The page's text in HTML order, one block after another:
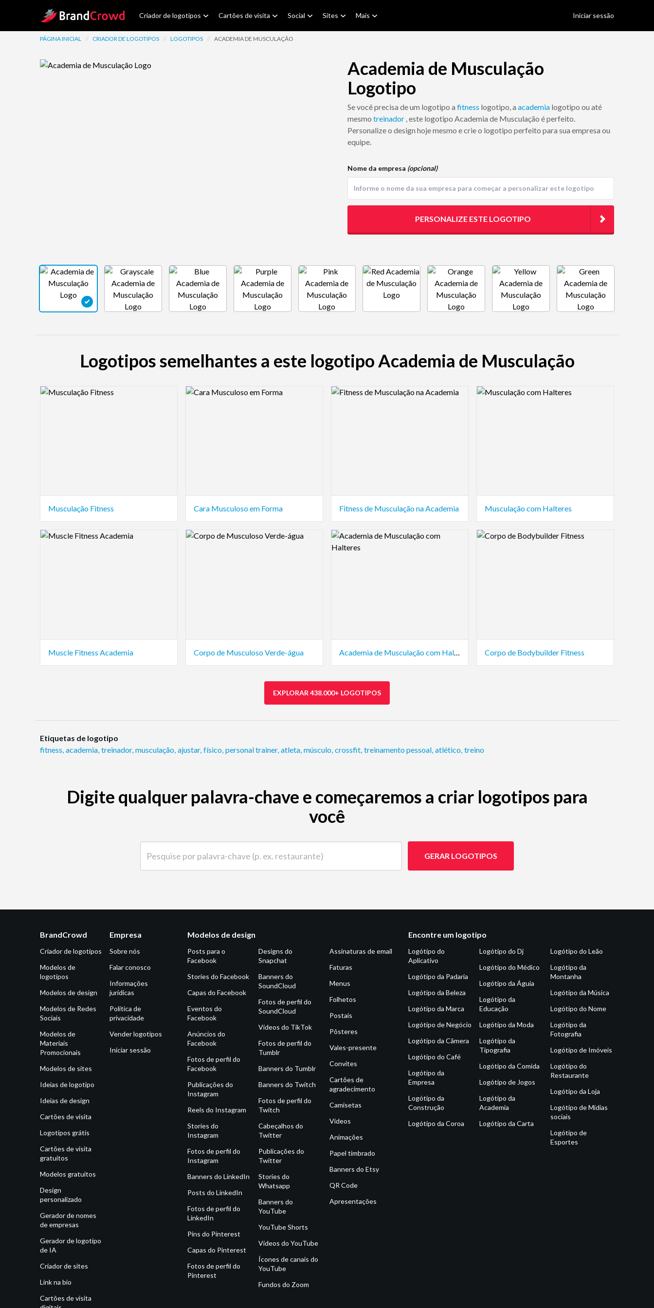
Site Logo Criador de logotipos Cartões de visita Social Sites Mais Iniciar sessão
PÁGINA INICIAL // CRIADOR DE LOGOTIPOS // LOGOTIPOS // ACADEMIA DE MUSCULAÇÃO
Academia de Musculação
Logotipo
Se você precisa de um logotipo a fitness logotipo, a academia logotipo ou até
mesmo treinador , este logotipo Academia de Musculação é perfeito.
Personalize o design hoje mesmo e crie o logotipo perfeito para sua empresa ou
equipe.
Nome da empresa (opcional)
PERSONALIZE ESTE LOGOTIPO
Logotipos semelhantes a este logotipo Academia de Musculação
Logo Preview Image
Musculação Fitness
Logo Preview Image
Cara Musculoso em Forma
Logo Preview Image
Fitness de Musculação na Academia
Logo Preview Image
Musculação com Halteres
Logo Preview Image
Muscle Fitness Academia
Logo Preview Image
Corpo de Musculoso Verde-água
Logo Preview Image
Academia de Musculação com Halteres
Logo Preview Image
Corpo de Bodybuilder Fitness
EXPLORAR 438.000+ LOGOTIPOS
Etiquetas de logotipo
fitness, academia, treinador, musculação, ajustar, físico, personal trainer, atleta, músculo, crossfit, treinamento pessoal, atlético, treino
Digite qualquer palavra-chave e começaremos a criar logotipos para
você
GERAR LOGOTIPOS
BrandCrowd
Criador de logotipos
Modelos de
logotipos
Modelos de design
Modelos de Redes
Sociais
Modelos de
Materiais
Promocionais
Modelos de sites
Ideias de logotipo
Ideias de design
Cartões de visita
Logotipos grátis
Cartões de visita
gratuitos
Modelos gratuitos
Design
personalizado
Gerador de nomes
de empresas
Gerador de logotipo
de IA
Criador de sites
Link na bio
Cartões de visita
Empresa
Sobre nós
Falar conosco
Informações
jurídicas
Política de
privacidade
Vender logotipos
Iniciar sessão
Modelos de design
Posts para o
Facebook
Stories do Facebook
Capas do Facebook
Eventos do
Facebook
Anúncios do
Facebook
Fotos de perfil do
Facebook
Publicações do
Instagram
Reels do Instagram
Stories do
Instagram
Fotos de perfil do
Instagram
Banners do LinkedIn
Posts do LinkedIn
Fotos de perfil do
LinkedIn
Pins do Pinterest
Capas do Pinterest
Fotos de perfil do
Pinterest
Designs do
Snapchat
Banners do
SoundCloud
Fotos de perfil do
SoundCloud
Vídeos do TikTok
Fotos de perfil do
Tumblr
Banners do Tumblr
Banners do Twitch
Fotos de perfil do
Twitch
Cabeçalhos do
Twitter
Publicações do
Twitter
Stories do
Whatsapp
Banners do
YouTube
YouTube Shorts
Vídeos do YouTube
Ícones de canais do
YouTube
Fundos do Zoom
Assinaturas de email
Faturas
Menus
Folhetos
Postais
Pôsteres
Vales-presente
Convites
Cartões de
agradecimento
Camisetas
Vídeos
Animações
Papel timbrado
Banners do Etsy
QR Code
Apresentações
Encontre um logotipo
Logótipo do
Aplicativo
Logótipo da Padaria
Logótipo da Beleza
Logótipo da Marca
Logótipo de Negócio
Logótipo da Câmera
Logótipo do Café
Logótipo da
Empresa
Logótipo da
Construção
Logótipo da Coroa
Logótipo do Dj
Logótipo do Médico
Logótipo da Águia
Logótipo da
Educação
Logótipo da Moda
Logótipo da
Tipografia
Logótipo da Comida
Logótipo de Jogos
Logótipo da
Academia
Logótipo da Carta
Logótipo do Leão
Logótipo da
Montanha
Logótipo da Música
Logótipo do Nome
Logótipo da
Fotografia
Logótipo de Imóveis
Logótipo do
Restaurante
Logótipo da Loja
Logótipo de Mídias
sociais
Logótipo de
Esportes